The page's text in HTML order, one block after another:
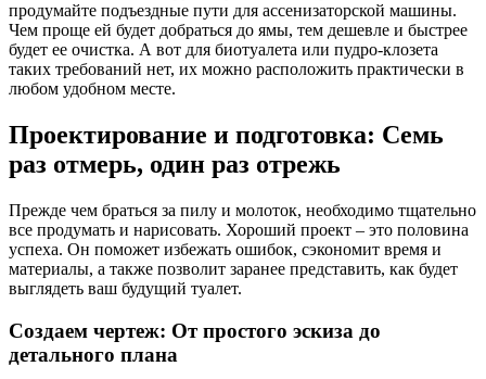
продумайте подъездные пути для ассенизаторской машины.
Чем проще ей будет добраться до ямы, тем дешевле и быстрее
будет ее очистка. А вот для биотуалета или пудро-клозета
таких требований нет, их можно расположить практически в
любом удобном месте.
Проектирование и подготовка: Семь
раз отмерь, один раз отрежь
Прежде чем браться за пилу и молоток, необходимо тщательно
все продумать и нарисовать. Хороший проект – это половина
успеха. Он поможет избежать ошибок, сэкономит время и
материалы, а также позволит заранее представить, как будет
выглядеть ваш будущий туалет.
Создаем чертеж: От простого эскиза до
детального плана